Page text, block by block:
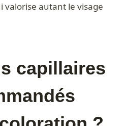
valorise autant le visage
capillaires